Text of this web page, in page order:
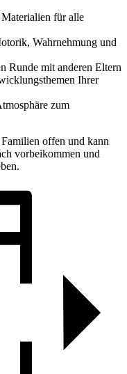
für alle
Wahrnehmung und
Runde mit anderen Eltern
Ihrer
zum
offen und kann
vorbeikommen und